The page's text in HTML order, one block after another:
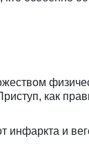
как
инфаркта и